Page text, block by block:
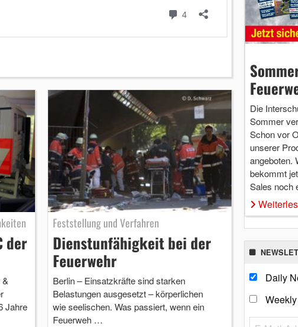
der
Jahre
Feststellung und Verfahren
Dienstunfähigkeit bei der
Feuerwehr
Berlin – Einsatzkräfte sind starken
Belastungen ausgesetzt – körperlichen
wie seelischen. Was passiert, wenn ein
Feuerweh …
Die
Sommer
Schon vor
unserer
angeboten.
bekommt
Sales noch
Daily